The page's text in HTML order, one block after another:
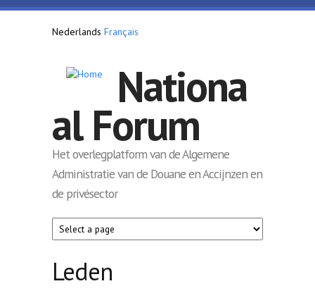
Overslaan en naar de inhoud gaan
Nederlands Français
Nationa
al Forum
Het overlegplatform van de Algemene
Administratie van de Douane en Accijnzen en
de privésector
Leden